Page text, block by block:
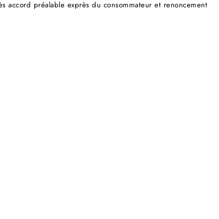
accord préalable exprès du consommateur et renoncement